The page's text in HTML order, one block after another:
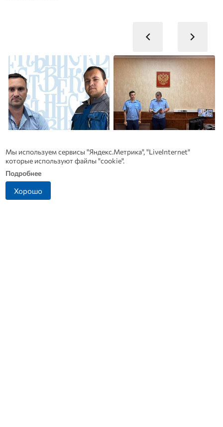
Династия Осюшкиных:
«ОВ» продолжает серию
Мы используем сервисы "Яндекс.Метрика", "LiveInternet"
которые используют файлы "cookie".
Подробнее
Хорошо